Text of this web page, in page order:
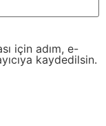
için adım, e-
kaydedilsin.